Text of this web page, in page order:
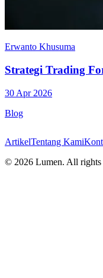
Erwanto Khusuma
Strategi Trading
30 Apr 2026
Blog
ArtikelTentang Kami
© 2026 Lumen. All rights